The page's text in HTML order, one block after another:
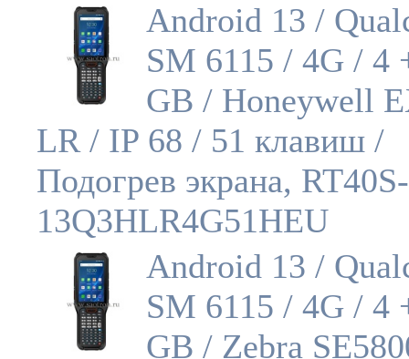
Android 13 /
SM 6115 / 4G / 4
GB / Honeywell
LR / IP 68 / 51 клавиш /
Подогрев экрана, RT40S-
13Q3HLR4G51HEU
Android 13 /
SM 6115 / 4G / 4
GB / Zebra